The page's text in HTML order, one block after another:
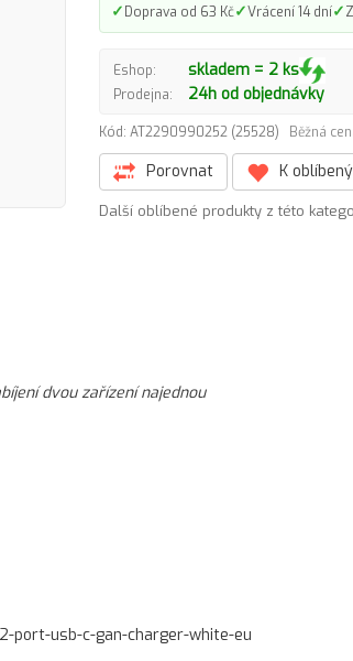
✓Doprava od 63 Kč✓Vrácení 14 dní✓
Eshop: skladem = 2 ks
Prodejna: 24h od objednávky
Kód: AT2290990252 (25528) Běžná
Porovnat K
Další oblíbené produkty z této
dvou zařízení najednou
port-usb-c-gan-charger-white-eu